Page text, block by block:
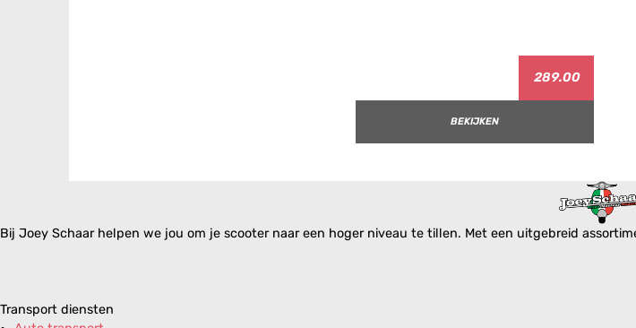
289.00
BEKIJKEN
Bij Joey Schaar helpen we jou om je scooter naar een hoger niveau te tillen. Met een uitgebreid
Transport diensten